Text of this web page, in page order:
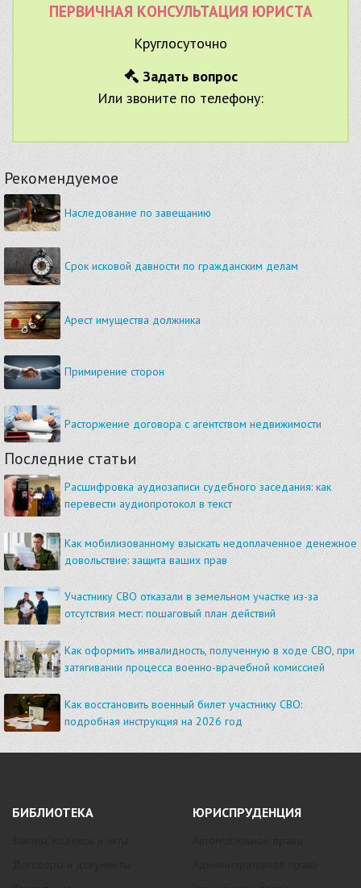
ПЕРВИЧНАЯ КОНСУЛЬТАЦИЯ ЮРИСТА
Круглосуточно
Задать вопрос
Или звоните по телефону:
Рекомендуемое
Наследование по завещанию
Срок исковой давности по гражданским делам
Арест имущества должника
Примирение сторон
Расторжение договора с агентством недвижимости
Последние статьи
Расшифровка аудиозаписи судебного заседания: как
перевести аудиопротокол в текст
Как мобилизованному взыскать недоплаченное денежное
довольствие: защита ваших прав
Участнику СВО отказали в земельном участке из-за
отсутствия мест: пошаговый план действий
Как оформить инвалидность, полученную в ходе СВО, при
затягивании процесса военно-врачебной комиссией
Как восстановить военный билет участнику СВО:
подробная инструкция на 2026 год
БИБЛИОТЕКА ЮРИСПРУДЕНЦИЯ